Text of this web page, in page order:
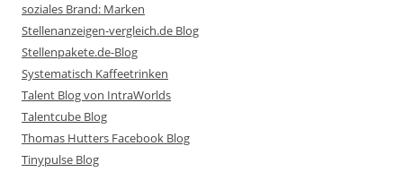
soziales Brand: Marken
Stellenanzeigen-vergleich.de Blog
Stellenpakete.de-Blog
Systematisch Kaffeetrinken
Talent Blog von IntraWorlds
Talentcube Blog
Thomas Hutters Facebook Blog
Tinypulse Blog